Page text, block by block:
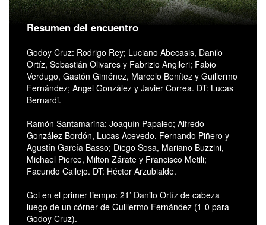
Resumen del encuentro
Godoy Cruz: Rodrigo Rey; Luciano Abecasis, Danilo
Ortíz, Sebastián Olivares y Fabrizio Angileri; Fabio
Verdugo, Gastón Giménez, Marcelo Benítez y Guillermo
Fernández; Angel González y Javier Correa. DT: Lucas
Bernardi.
Ramón Santamarina: Joaquín Papaleo; Alfredo
González Bordón, Lucas Acevedo, Fernando Piñero y
Agustín García Basso; Diego Sosa, Mariano Buzzini,
Michael Pierce, Milton Zárate y Francisco Metili;
Facundo Callejo. DT: Héctor Arzubialde.
Gol en el primer tiempo: 21’ Danilo Ortíz de cabeza
luego de un córner de Guillermo Fernández (1-0 para
Godoy Cruz).